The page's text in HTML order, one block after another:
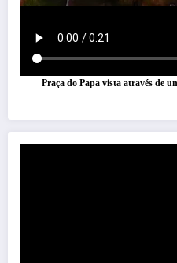
Praça do Papa vista através de